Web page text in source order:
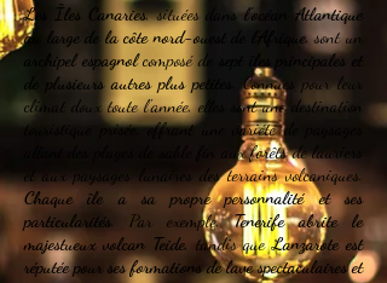
Les Îles Canaries, situées dansl'océan Atlantique
au large de la côte nord-ouest de l'Afrique, sont un
archipel espagnolcomposé de
sept îles principales et
de plusieurs autres plus petites
. Connues pour leur
climat doux toute l'année, elles sont une destination
touristique prisée, offrant une variété de paysages
allant des plages de sable fin aux forêts de lauriers
et aux paysages lunaires des terrains volcaniques.
Chaque île a sa propre personnalité et ses
particularités. Par exemple,Tenerife abrite le
majestueux volcan Teide, tandis queLanzarote est
réputée pour ses formations de lave spectaculaires et